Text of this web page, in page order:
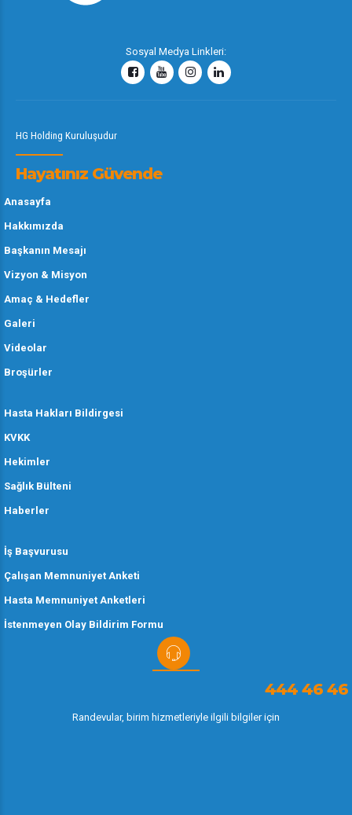
Sosyal Medya Linkleri:
HG Holding Kuruluşudur
Hayatınız Güvende
Anasayfa
Hakkımızda
Başkanın Mesajı
Vizyon & Misyon
Amaç & Hedefler
Galeri
Videolar
Broşürler
Hasta Hakları Bildirgesi
KVKK
Hekimler
Sağlık Bülteni
Haberler
İş Başvurusu
Çalışan Memnuniyet Anketi
Hasta Memnuniyet Anketleri
İstenmeyen Olay Bildirim Formu
444 46 46
Randevular, birim hizmetleriyle ilgili bilgiler için